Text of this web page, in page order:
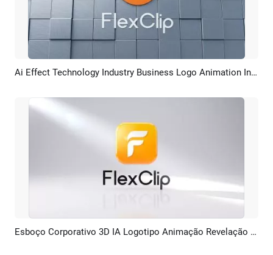
Pré-visualizar Criar IA Ai Effect Technology Industry Business Logo Animation Intro
Pré-visualizar Criar IA Esboço Corporativo 3D IA Logotipo Animação Revelação Intro